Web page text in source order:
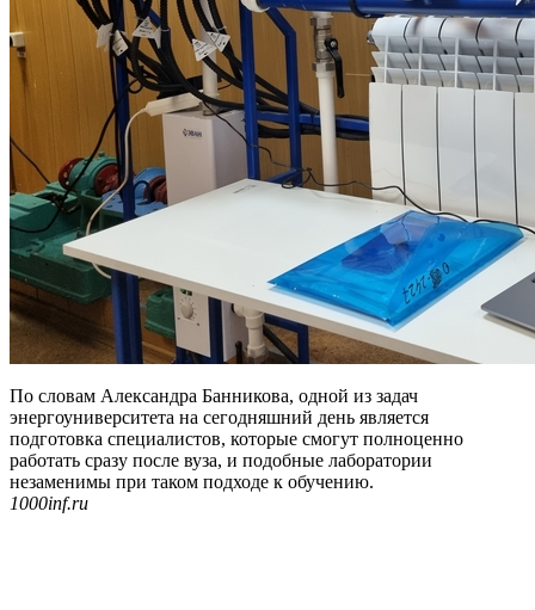
По словам Александра Банникова, одной из задач
энергоуниверситета на сегодняшний день является
подготовка специалистов, которые смогут полноценно
работать сразу после вуза, и подобные лаборатории
незаменимы при таком подходе к обучению.
1000inf.ru